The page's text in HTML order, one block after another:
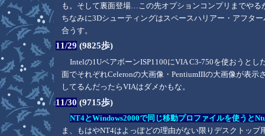
も。そして裏面登場…この先オプションコンプリまでやる
ちなみに3Dシューティングはスペースハリアー・アフタ
合うす。
11/29 (9825歩)
Intelの1UベアボーンISP1100にVIA C3-750を使おうと
面でそれぞれCeleronの大画像・PentiumIIIの大画像が表
してるんだったらVIAはダメかもな。
11/30 (9715歩)
NT4とWindows2000で同じ移動プロファイルを使うと
ま、もはやNT4はよっぽどの理由がない限りデスクトッ